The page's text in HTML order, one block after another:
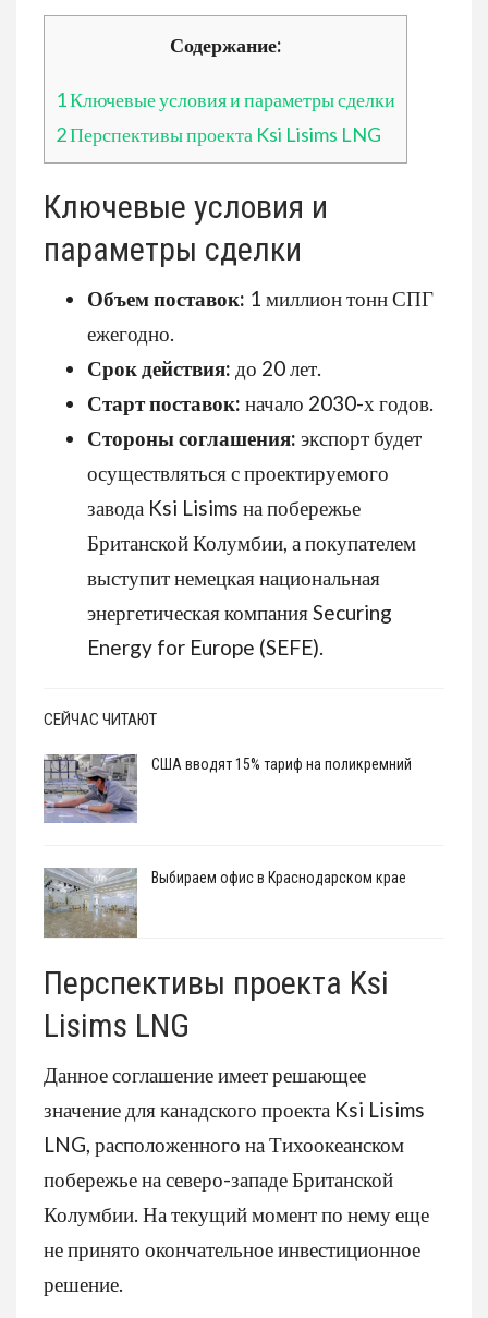
Содержание:
1Ключевые условия и параметры сделки
2Перспективы проекта Ksi Lisims LNG
Ключевые условия и
параметры сделки
Объем поставок: 1 миллион тонн СПГ
ежегодно.
Срок действия: до 20 лет.
Старт поставок: начало 2030-х годов.
Стороны соглашения: экспорт будет
осуществляться с проектируемого
завода Ksi Lisims на побережье
Британской Колумбии, а покупателем
выступит немецкая национальная
энергетическая компания Securing
Energy for Europe (SEFE).
СЕЙЧАС ЧИТАЮТ
США вводят 15% тариф на поликремний
Выбираем офис в Краснодарском крае
Перспективы проекта Ksi
Lisims LNG
Данное соглашение имеет решающее
значение для канадского проекта Ksi Lisims
LNG, расположенного на Тихоокеанском
побережье на северо-западе Британской
Колумбии. На текущий момент по нему еще
не принято окончательное инвестиционное
решение.